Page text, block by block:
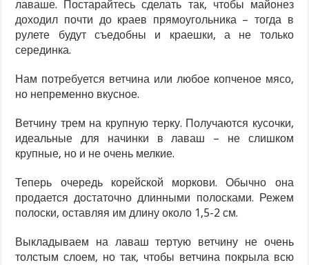
лаваше. Постарайтесь сделать так, чтобы майонез
доходил почти до краев прямоугольника – тогда в
рулете будут съедобны и краешки, а не только
серединка.
Нам потребуется ветчина или любое копченое мясо,
но непременно вкусное.
Ветчину трем на крупную терку. Получаются кусочки,
идеальные для начинки в лаваш – не слишком
крупные, но и не очень мелкие.
Теперь очередь корейской моркови. Обычно она
продается достаточно длинными полосками. Режем
полоски, оставляя им длину около 1,5-2 см.
Выкладываем на лаваш тертую ветчину не очень
толстым слоем, но так, чтобы ветчина покрыла всю